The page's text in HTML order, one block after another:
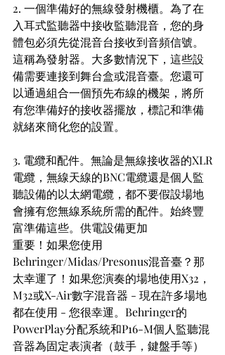
2. 一個準備好的無線發射機櫃。為了在
入耳式監聽器中接收監聽混音，您的身
體包必須先從混音台接收到音頻信號。
這稱為發射器。大多數情況下，這些設
備需要連接到舞台盒或混音臺。您還可
以通過組合一個預先布線的機架，將所
有您準備好的接收器擺放，標記和準備
就緒來簡化您的設置。
3. 電纜和配件。無論是無線接收器的XLR
電纜，無線天線的BNC電纜還是個人監
聽設備的以太網電纜，都不要假設場地
會擁有您無線系統所需的配件。始終豐
富準備這些。供電設備更加
重要！如果您使用
Behringer/Midas/Presonus混音臺？那
太幸運了！如果您演奏的場地使用X32，
M32或X-Air數字混音器 - 現在許多場地
都在使用 - 您很幸運。Behringer的
PowerPlay分配系統和P16-M個人監聽混
音器為固定表演者（鼓手，鍵盤手等）